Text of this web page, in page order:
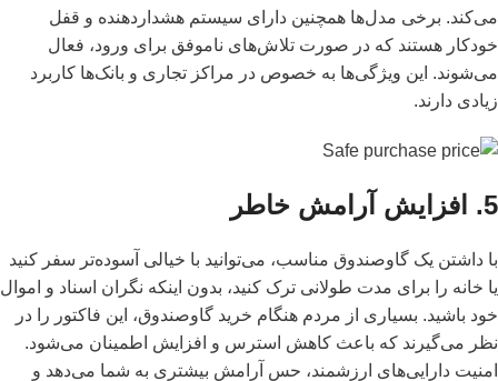
می‌کند. برخی مدل‌ها همچنین دارای سیستم هشداردهنده و قفل
خودکار هستند که در صورت تلاش‌های ناموفق برای ورود، فعال
می‌شوند. این ویژگی‌ها به خصوص در مراکز تجاری و بانک‌ها کاربرد
زیادی دارند.
5. افزایش آرامش خاطر
با داشتن یک گاوصندوق مناسب، می‌توانید با خیالی آسوده‌تر سفر کنید
یا خانه را برای مدت طولانی ترک کنید، بدون اینکه نگران اسناد و اموال
خود باشید. بسیاری از مردم هنگام خرید گاوصندوق، این فاکتور را در
نظر می‌گیرند که باعث کاهش استرس و افزایش اطمینان می‌شود.
امنیت دارایی‌های ارزشمند، حس آرامش بیشتری به شما می‌دهد و